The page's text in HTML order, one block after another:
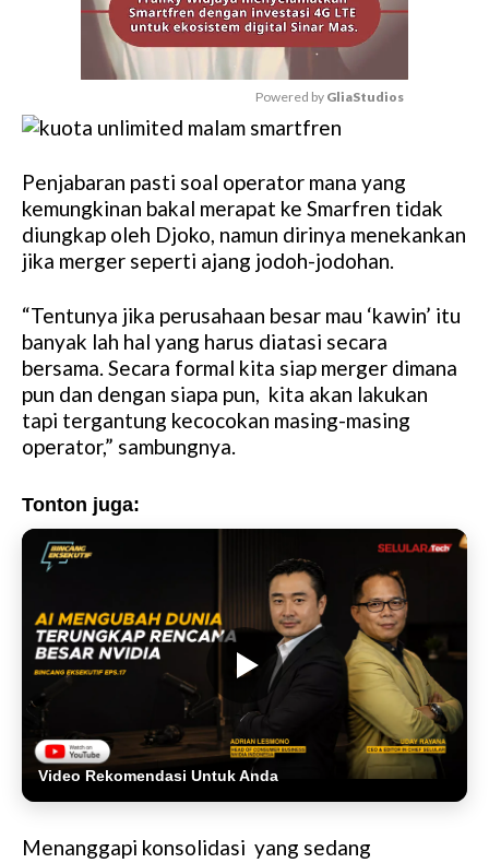
M
t
e
Powered by GliaStudios
Penjabaran pasti soal operator mana yang
kemungkinan bakal merapat ke Smarfren tidak
diungkap oleh Djoko, namun dirinya menekankan
jika merger seperti ajang jodoh-jodohan.
“Tentunya jika perusahaan besar mau ‘kawin’ itu
banyak lah hal yang harus diatasi secara
bersama. Secara formal kita siap merger dimana
pun dan dengan siapa pun, kita akan lakukan
tapi tergantung kecocokan masing-masing
operator,” sambungnya.
Tonton juga:
Video Rekomendasi Untuk Anda
Menanggapi konsolidasi yang sedang